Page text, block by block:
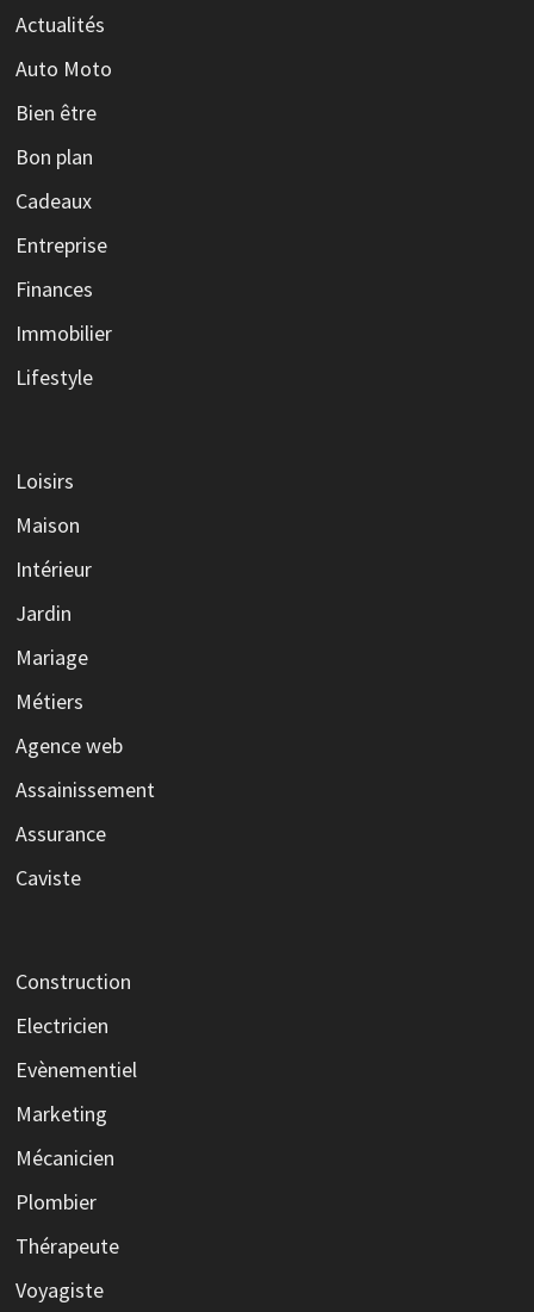
Actualités
Auto Moto
Bien être
Bon plan
Cadeaux
Entreprise
Finances
Immobilier
Lifestyle
Loisirs
Maison
Intérieur
Jardin
Mariage
Métiers
Agence web
Assainissement
Assurance
Caviste
Construction
Electricien
Evènementiel
Marketing
Mécanicien
Plombier
Thérapeute
Voyagiste